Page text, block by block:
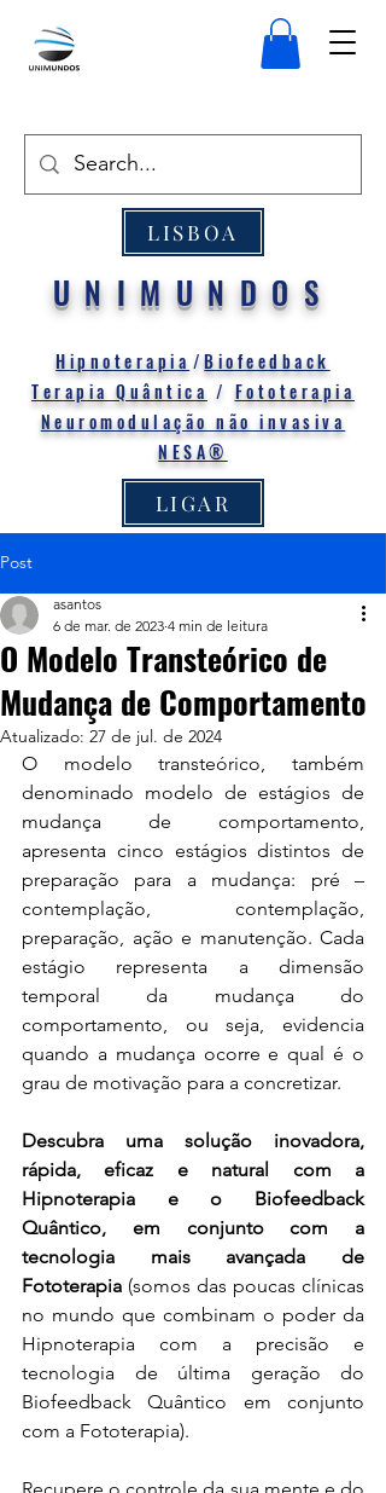
LISBOA
UNIMUNDOS
Hipnoterapia /Biofeedback
Terapia Quântica / Fototerapia
Neuromodulação não invasiva
NESA®
LIGAR
Post
O Modelo Transteórico de
Mudança de Comportamento
asantos
6 de mar. de 2023 4 min de leitura
Atualizado: 27 de jul. de 2024
O modelo transteórico, também
denominado modelo de estágios de
mudança de comportamento,
apresenta cinco estágios distintos de
preparação para a mudança: pré –
contemplação, contemplação,
preparação, ação e manutenção. Cada
estágio representa a dimensão
temporal da mudança do
comportamento, ou seja, evidencia
quando a mudança ocorre e qual é o
grau de motivação para a concretizar.
Descubra uma solução inovadora,
rápida, eficaz e natural com a
Hipnoterapia e o Biofeedback
Quântico, em conjunto com a
tecnologia mais avançada de
Fototerapia (somos das poucas clínicas
no mundo que combinam o poder da
Hipnoterapia com a precisão e
tecnologia de última geração do
Biofeedback Quântico em conjunto
com a Fototerapia).